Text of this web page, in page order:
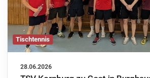
Tischtennis
28.06.2026